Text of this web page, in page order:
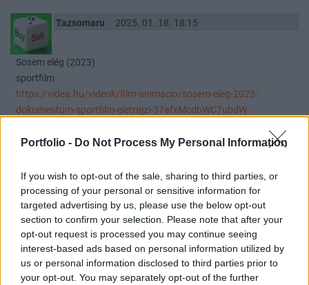
Portfolio - Do Not Process My Personal Information
If you wish to opt-out of the sale, sharing to third parties, or
processing of your personal or sensitive information for
targeted advertising by us, please use the below opt-out
section to confirm your selection. Please note that after your
opt-out request is processed you may continue seeing
interest-based ads based on personal information utilized by
us or personal information disclosed to third parties prior to
your opt-out. You may separately opt-out of the further
Tazsomaru 2025. 01. 18. 18:15
Sosem elég (2023)
sportfilm
https://videa.hu/videok/film-animacio/sosem-eleg-2023-
dokumentum-sportfilm-eletrajzi-37afxMcdbWC7ubdW
Válasz erre
Tazsomaru 2025. 01. 18. 14:06
Érintés (2024)
Angol-izlandi romantikus dráma, 121 perc,
https://www.cinenuovo.hu/erintes-teljes-film-magyarul-online/
0 0 Válasz erre